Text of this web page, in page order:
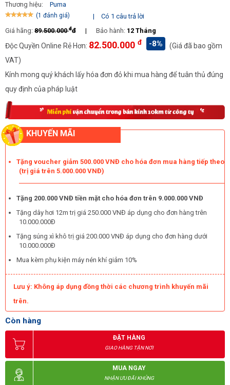
mình. Ngoài khả năng nạp khí mạnh mẽ những model này mang
nhiều ưu điểm nổi bật. Cụ thể như sau:
Những model
cao về chất lượng. Thiết bị là sản phẩm nhập khẩu trực tiếp từ
Đài Loan. Puma là một trong những thương hiệu lớn nhất trong
lĩnh vực chế tạo máy nén không khí tại xứ Đài. Do đó mà bạn
không cần quá lo lắng về chất lượng máy.
Những model này có động cơ thuộc loại cảm ứng từ với phần lõi
được cuốn dây đồng cao cấp, cho khả năng vận hành mạnh mẽ,
bền bỉ, ít gia nhiệt. Đầu nén cùng với bình nén khí đều dùng thép
cao cấp cho khả năng chịu áp lực khí nén vô cùng tốt. Lớp sơn
phủ tĩnh điện cũng gia tăng sự bền bỉ với khả năng chống han gỉ
tốt.
Thực tế cho thấy những chiếcmáy nén khí công nghiệp
Thương hiệu: Puma
(1 đánh giá) |
Có 1 câu trả lời
Giá hãng: 89.500.000đđ | Bảo hành: 12 Tháng
Độc Quyền Online Rẻ Hơn: 82.500.000 đ -8%
(Giá đã bao gồm
VAT)
Kính mong quý khách lấy hóa đơn đỏ khi mua hàng để tuân thủ đúng
quy định của pháp luật
KHUYẾN MÃI
Tặng voucher giảm 500.000 VNĐ cho hóa đơn mua hàng tiếp theo
(trị giá trên 5.000.000 VNĐ)
Tặng 200.000 VNĐ tiền mặt cho hóa đơn trên 9.000.000 VNĐ
Tặng dây hơi 12m trị giá 250.000 VNĐ áp dụng cho đơn hàng trên
10.000.000Đ
Tặng súng xì khô trị giá 200.000 VNĐ áp dụng cho đơn hàng dưới
10.000.000Đ
Mua kèm phụ kiện máy nén khí giảm 10%
Lưu ý: Không áp dụng đồng thời các chương trình khuyến mãi
trên.
Còn hàng
ĐẶT HÀNG
GIAO HÀNG TẬN NƠI
MUA NGAY
NHẬN ƯU ĐÃI KHỦNG